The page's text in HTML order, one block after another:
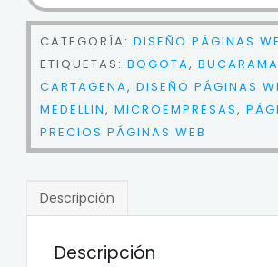
CATEGORÍA: DISEÑO PÁGINAS
ETIQUETAS: BOGOTA,
CARTAGENA, DISEÑO PÁGINAS
MEDELLIN, MICROEMPRESAS,
PRECIOS PÁGINAS WEB
Descripción
Descripción